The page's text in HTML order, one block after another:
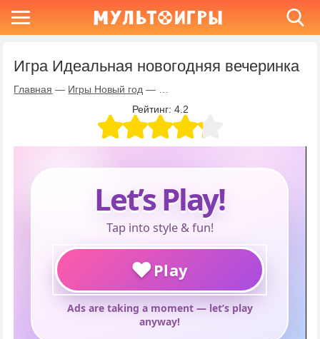
Игра Идеальная новогодняя вечеринка
Главная — Игры Новый год —
Рейтинг: 4.2